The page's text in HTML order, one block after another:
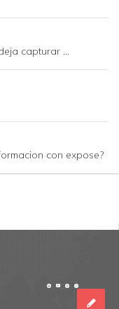
capturar ...
con expose?